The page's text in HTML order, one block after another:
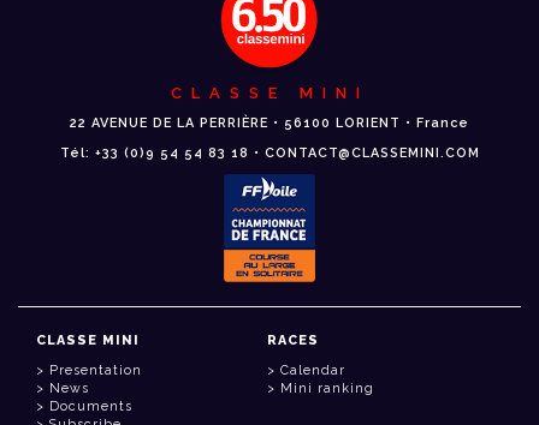
CLASSE MINI
22 AVENUE DE LA PERRIÈRE • 56100 LORIENT • France
Tél: +33 (0)9 54 54 83 18 • CONTACT@CLASSEMINI.COM
CLASSE MINI
Presentation
News
Documents
RACES
Calendar
Mini ranking